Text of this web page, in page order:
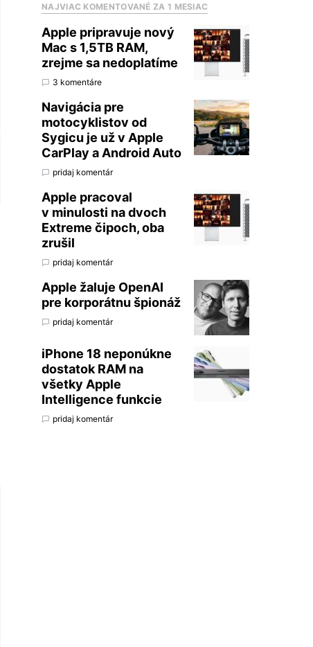
NAJVIAC KOMENTOVANÉ ZA 1 MESIAC
Apple pripravuje nový
Mac s 1,5TB RAM,
zrejme sa nedoplatíme
3 komentáre
Navigácia pre
motocyklistov od
Sygicu je už v Apple
CarPlay a Android Auto
pridaj komentár
Apple pracoval
v minulosti na dvoch
Extreme čipoch, oba
zrušil
pridaj komentár
Apple žaluje OpenAI
pre korporátnu špionáž
pridaj komentár
iPhone 18 neponúkne
dostatok RAM na
všetky Apple
Intelligence funkcie
pridaj komentár